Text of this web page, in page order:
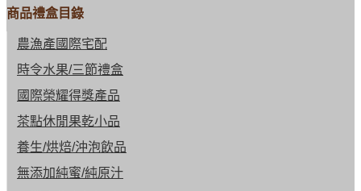
商品禮盒目錄
農漁產國際宅配
時令水果/三節禮盒
國際榮耀得獎產品
茶點休閒果乾小品
養生/烘焙/沖泡飲品
無添加純蜜/純原汁